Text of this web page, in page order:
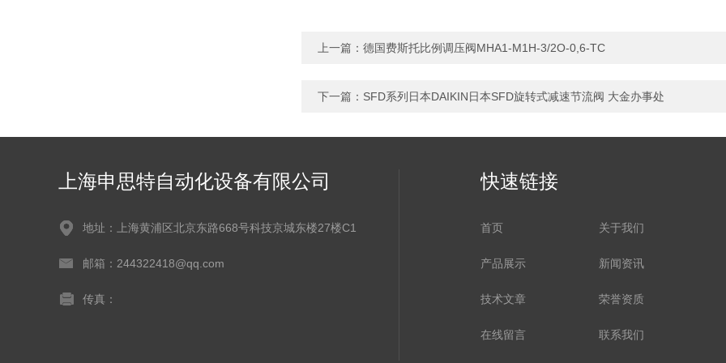
上一篇： 德国费斯托比例调压阀MHA1-M1H-3/2O-0,6-TC
下一篇： SFD系列日本DAIKIN日本SFD旋转式减速节流阀 大金办事处
上海申思特自动化设备有限公司
地址：上海黄浦区北京东路668号科技京城东楼27楼C1
邮箱：244322418@qq.com
传真：
快速链接
首页 关于我们
产品展示 新闻资讯
技术文章 荣誉资质
在线留言 联系我们